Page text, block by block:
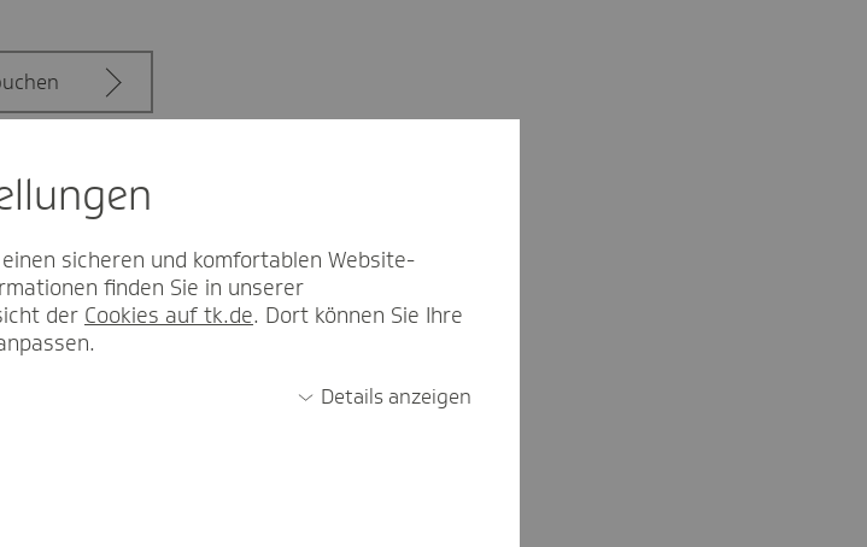
sicheren und komfortablen Website-
finden Sie in unserer
der Cookies auf tk.de. Dort können Sie Ihre
Details anzeigen